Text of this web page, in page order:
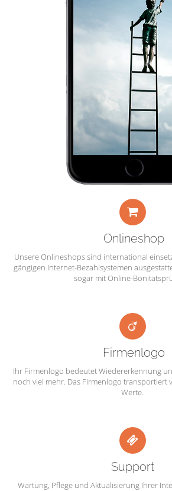
Onlineshop
Unsere Onlineshops sind international
gängigen Internet-Bezahlsystemen
sogar mit Online-
Firmenlogo
Ihr Firmenlogo bedeutet Wiedererkennung
noch viel mehr. Das Firmenlogo transportiert
Werte.
Support
Wartung, Pflege und Aktualisierung Ihrer